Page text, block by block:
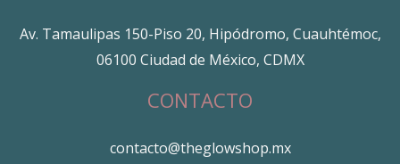
Av. Tamaulipas 150-Piso 20, Hipódromo, Cuauhtémoc,
06100 Ciudad de México, CDMX
CONTACTO
contacto@theglowshop.mx